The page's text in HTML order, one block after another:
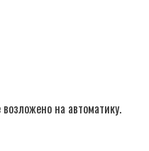
на автоматику.